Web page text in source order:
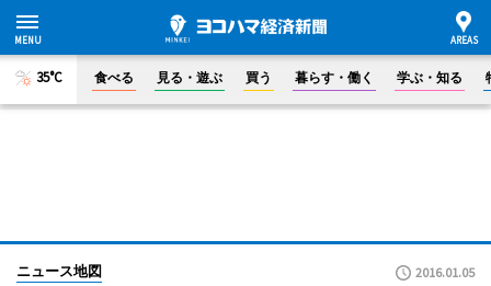
35°C 食べる 見る・遊ぶ 買う 暮らす・働く 学ぶ・知る
ニュース地図 2016.01.05